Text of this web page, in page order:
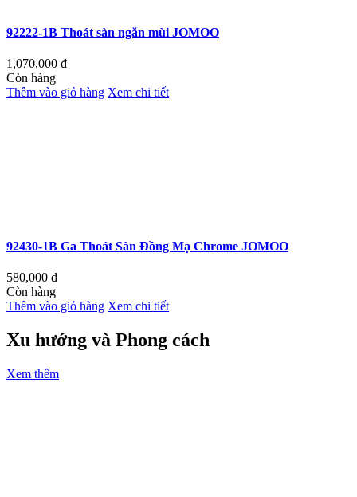
92222-1B Thoát sàn ngăn mùi JOMOO
1,070,000 đ
Còn hàng
Thêm vào giỏ hàng Xem chi tiết
92430-1B Ga Thoát Sàn Đồng Mạ Chrome JOMOO
580,000 đ
Còn hàng
Thêm vào giỏ hàng Xem chi tiết
Xu hướng và Phong cách
Xem thêm